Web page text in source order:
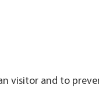
visitor and to